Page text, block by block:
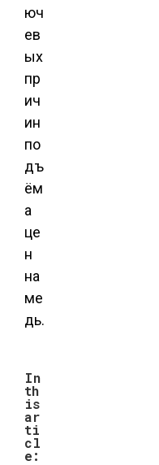
юч
ев
ых
пр
ич
ин
по
дъ
ём
а
це
н
на
ме
дь.
In
th
is
ar
ti
cl
e: